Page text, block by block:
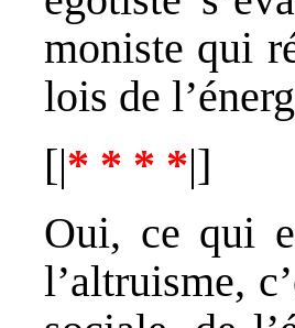
moniste qui
lois de
[|* * * *|]
Oui, ce qui
l’altruisme,